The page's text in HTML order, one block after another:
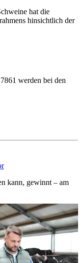
hat die
hinsichtlich der
werden bei den
kann, gewinnt – am